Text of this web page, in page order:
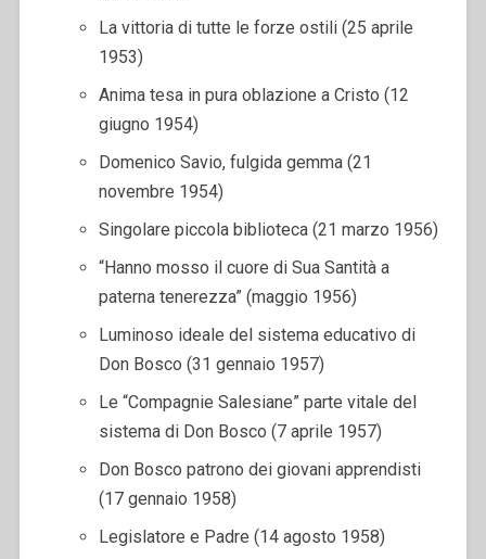
La vittoria di tutte le forze ostili (25 aprile
1953)
Anima tesa in pura oblazione a Cristo (12
giugno 1954)
Domenico Savio, fulgida gemma (21
novembre 1954)
Singolare piccola biblioteca (21 marzo 1956)
“Hanno mosso il cuore di Sua Santità a
paterna tenerezza” (maggio 1956)
Luminoso ideale del sistema educativo di
Don Bosco (31 gennaio 1957)
Le “Compagnie Salesiane” parte vitale del
sistema di Don Bosco (7 aprile 1957)
Don Bosco patrono dei giovani apprendisti
(17 gennaio 1958)
Legislatore e Padre (14 agosto 1958)